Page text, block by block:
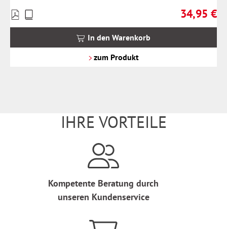
Regulärer
34,95 €
Preise
inkl.
In den Warenkorb
zum Produkt
IHRE VORTEILE
Kompetente Beratung durch
unseren Kundenservice